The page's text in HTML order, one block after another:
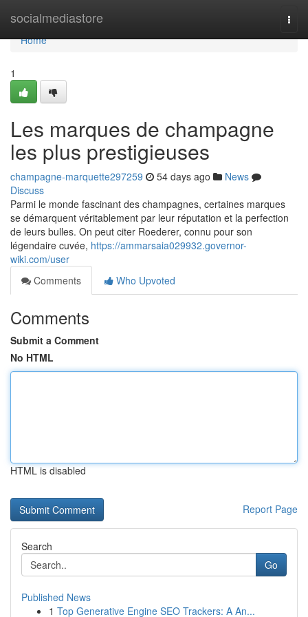
socialmediastore
Home
Home
1
Les marques de champagne
les plus prestigieuses
champagne-marquette297259 54 days ago
News
Discuss
Parmi le monde fascinant des champagnes, certaines marques
se démarquent véritablement par leur réputation et la perfection
de leurs bulles. On peut citer Roederer, connu pour son
légendaire cuvée, https://ammarsaia029932.governor-
wiki.com/user
Comments
Who Upvoted
Comments
Submit a Comment
No HTML
HTML is disabled
Report Page
Search
Go
Published News
1 Top Generative Engine SEO Trackers: A An...